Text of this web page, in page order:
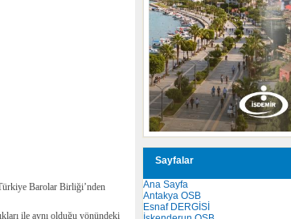
Barolar Birliği’nden
ile aynı olduğu yönündeki
Sayfalar
Ana Sayfa
Antakya OSB
Esnaf DERGİSİ